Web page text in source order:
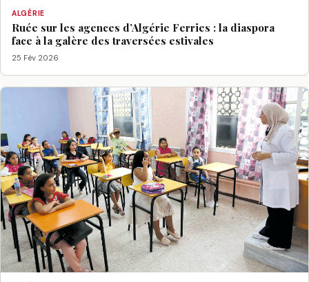
ALGÉRIE
Ruée sur les agences d’Algérie Ferries : la diaspora
face à la galère des traversées estivales
25 Fév 2026